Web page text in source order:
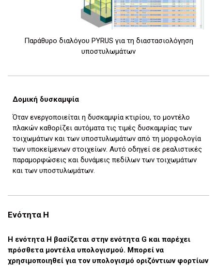
Παράθυρο διαλόγου PYRUS για τη διαστασιολόγηση
υποστυλωμάτων
Δομική δυσκαμψία
Όταν ενεργοποιείται η δυσκαμψία κτιρίου, το μοντέλο
πλακών καθορίζει αυτόματα τις τιμές δυσκαμψίας των
τοιχωμάτων και των υποστυλωμάτων από τη μορφολογία
των υποκείμενων στοιχείων. Αυτό οδηγεί σε ρεαλιστικές
παραμορφώσεις και δυνάμεις πεδίλων των τοιχωμάτων
και των υποστυλωμάτων.
Ενότητα H
Η ενότητα H βασίζεται στην ενότητα G και παρέχει
πρόσθετα μοντέλα υπολογισμού. Μπορεί να
χρησιμοποιηθεί για τον υπολογισμό οριζόντιων φορτίων